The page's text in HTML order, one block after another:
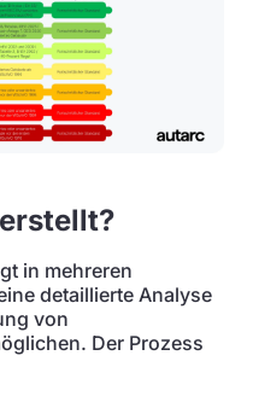
in mehreren
detaillierte Analyse
von
Der Prozess